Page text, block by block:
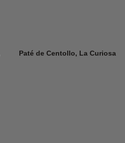
Paté de Centollo, La Curiosa